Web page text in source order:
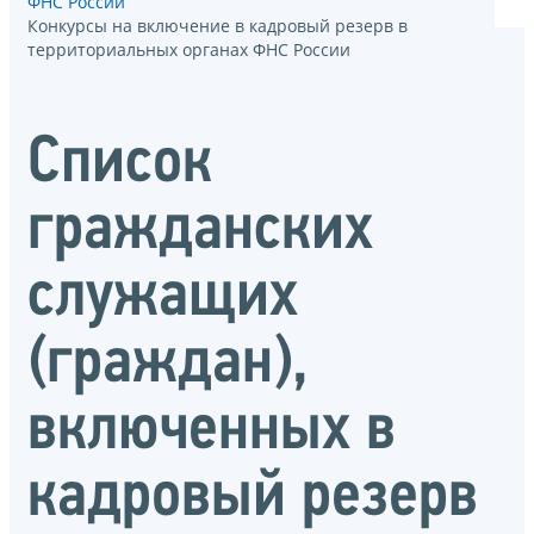
Конкурсы на включение в кадровый резерв в
территориальных органах ФНС России
Список
гражданских
служащих
(граждан),
включенных в
кадровый резерв